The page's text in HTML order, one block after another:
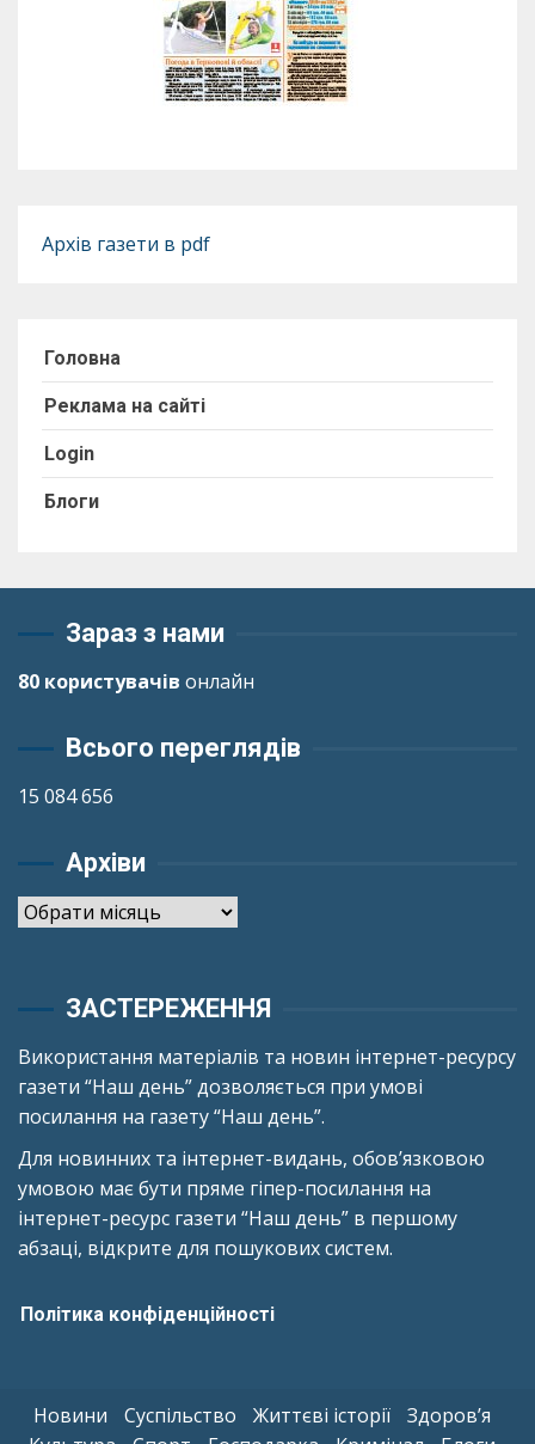
Архів газети в pdf
Головна
Реклама на сайті
Login
Блоги
Зараз з нами
80 користувачів онлайн
Всього переглядів
15 084 656
Архіви
Архіви
ЗАСТЕРЕЖЕННЯ
Використання матеріалів та новин інтернет-ресурсу
газети “Наш день” дозволяється при умові
посилання на газету “Наш день”.
Для новинних та інтернет-видань, обов’язковою
умовою має бути пряме гіпер-посилання на
інтернет-ресурс газети “Наш день” в першому
абзаці, відкрите для пошукових систем.
Політика конфіденційності
Новини Суспільство Життєві історії
Здоров’я